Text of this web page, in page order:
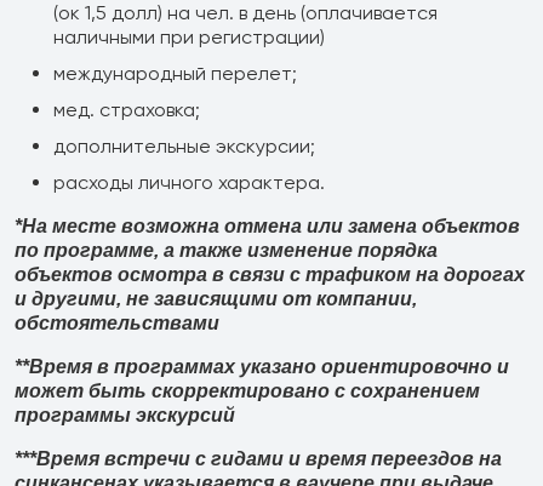
(ок 1,5 долл) на чел. в день (оплачивается
наличными при регистрации)
международный перелет;
мед. страховка;
дополнительные экскурсии;
расходы личного характера.
*На месте возможна отмена или замена объектов
по программе, а также изменение порядка
объектов осмотра в связи с трафиком на дорогах
и другими, не зависящими от компании,
обстоятельствами
**Время в программах указано ориентировочно и
может быть скорректировано с сохранением
программы экскурсий
***Время встречи с гидами и время переездов на